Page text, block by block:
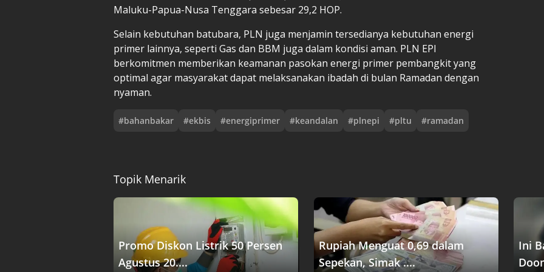
Maluku-Papua-Nusa Tenggara sebesar 29,2 HOP.
Selain kebutuhan batubara, PLN juga menjamin tersedianya kebutuhan energi
primer lainnya, seperti Gas dan BBM juga dalam kondisi aman. PLN EPI
berkomitmen memberikan keamanan pasokan energi primer pembangkit yang
optimal agar masyarakat dapat melaksanakan ibadah di bulan Ramadan dengan
nyaman.
#bahanbakar #ekbis #energiprimer #keandalan #plnepi #pltu #ramadan
Topik Menarik
Promo Diskon Listrik 50 Persen
Agustus 20....
Rupiah Menguat 0,69 dalam
Sepekan, Simak ....
Ini